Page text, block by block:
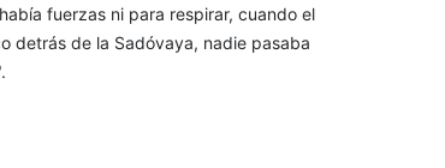
fuerzas ni para respirar, cuando el
detrás de la Sadóvaya, nadie pasaba